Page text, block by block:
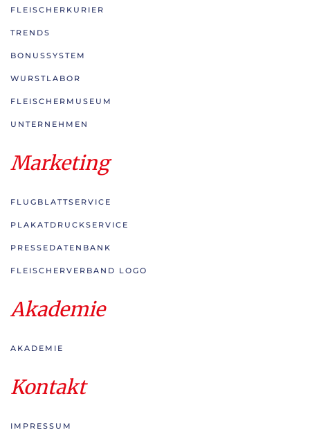
FLEISCHERKURIER
TRENDS
BONUSSYSTEM
WURSTLABOR
FLEISCHERMUSEUM
UNTERNEHMEN
Marketing
FLUGBLATTSERVICE
PLAKATDRUCKSERVICE
PRESSEDATENBANK
FLEISCHERVERBAND LOGO
Akademie
AKADEMIE
Kontakt
IMPRESSUM